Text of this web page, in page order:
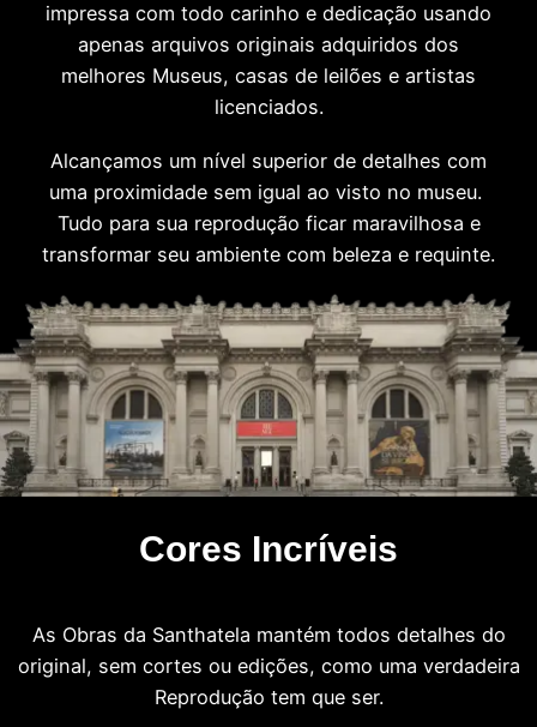
impressa com todo carinho e dedicação usando
apenas arquivos originais adquiridos dos
melhores Museus, casas de leilões e artistas
licenciados.
Alcançamos um nível superior de detalhes com
uma proximidade sem igual ao visto no museu.
Tudo para sua reprodução ficar maravilhosa e
transformar seu ambiente com beleza e requinte.
Cores Incríveis
As Obras da Santhatela mantém todos detalhes do
original, sem cortes ou edições, como uma verdadeira
Reprodução tem que ser.